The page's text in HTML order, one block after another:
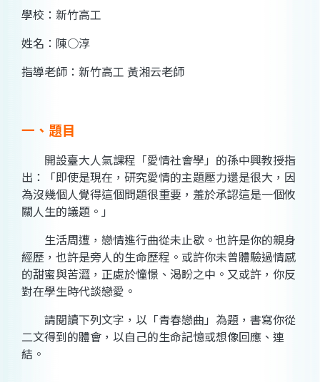
學校：新竹高工
姓名：陳○淳
指導老師：新竹高工 黃湘云老師
一、題目
開設臺大人氣課程「愛情社會學」的孫中興教授指
出：「即使是現在，研究愛情的主題壓力還是很大，因
為沒幾個人覺得這個問題很重要，羞於承認這是一個攸
關人生的議題。」
生活周遭，戀情進行曲從未止歇。也許是你的親身
經歷，也許是旁人的生命歷程。或許你未曾體驗過情感
的甜蜜與苦澀，正處於憧憬、渴盼之中。又或許，你反
對在學生時代談戀愛。
請閱讀下列文字，以「青春戀曲」為題，書寫你從
二文得到的體會，以自己的生命記憶或想像回應、連
結。